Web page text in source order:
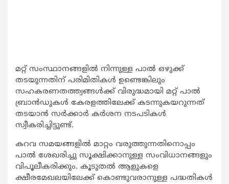
മറ്റ് സംസ്ഥാനങ്ങളില്‍ നിന്നുള്ള പാല്‍ ഒഴുക്ക്
തടയുന്നതിന് പരിമിതികള്‍ ഉണ്ടെങ്കിലും
സഹകരണതത്ത്വങ്ങള്‍ക്ക് വിരുദ്ധമായി മറ്റ് പാല്‍
ബ്രാന്‍ഡുകള്‍ കേരളത്തിലേക്ക് കടന്നുകയറുന്നത്
തടയാന്‍ സര്‍ക്കാര്‍ കര്‍ശന നടപടികള്‍
സ്വീകരിച്ചിട്ടുണ്ട്.
കറവ സമയങ്ങളില്‍ മാറ്റം വരുത്തുന്നതിനൊപ്പം
പാല്‍ ശേഖരിച്ചു സൂക്ഷിക്കാനുള്ള സംവിധാനങ്ങളും
വിപൂലീകരിക്കും. കൂടുതല്‍ ആളുകളെ
ക്ഷീരമേഖലയിലേക്ക് കൊണ്ടുവരാനുള്ള പദ്ധതികള്‍